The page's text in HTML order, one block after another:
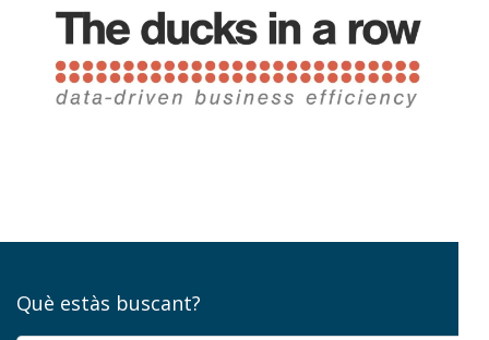
Què estàs buscant?